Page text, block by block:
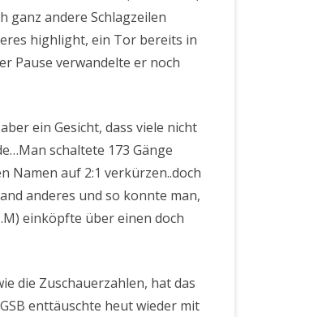
ganz andere Schlagzeilen
highlight, ein Tor bereits in
Pause verwandelte er noch
ein Gesicht, dass viele nicht
schaltete 173 Gänge
Namen auf 2:1 verkürzen..doch
anderes und so konnte man,
einköpfte über einen doch
die Zuschauerzahlen, hat das
enttäuschte heut wieder mit